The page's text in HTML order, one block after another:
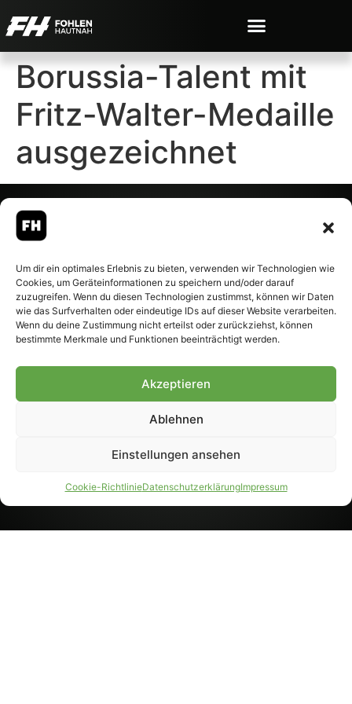
Um dir ein optimales Erlebnis zu bieten, verwenden wir Technologien wie
Cookies, um Geräteinformationen zu speichern und/oder darauf
zuzugreifen. Wenn du diesen Technologien zustimmst, können wir Daten
wie das Surfverhalten oder eindeutige IDs auf dieser Website verarbeiten.
Wenn du deine Zustimmung nicht erteilst oder zurückziehst, können
bestimmte Merkmale und Funktionen beeinträchtigt werden.
Akzeptieren
Ablehnen
Einstellungen ansehen
Cookie-RichtlinieDatenschutzerklärungImpressum
Borussia-Talent mit
Fritz-Walter-Medaille
ausgezeichnet
– Alle rechte vorbehalten.
Fohlen-Hautnah.de ist ein
offiziell eingetragenes Magazin
bei der Deutschen
Nationalbibliothek (ISSN 1868-
Weiterverarbeitung, auch
Genehmigung.
PARTNER WERDEN
AGB